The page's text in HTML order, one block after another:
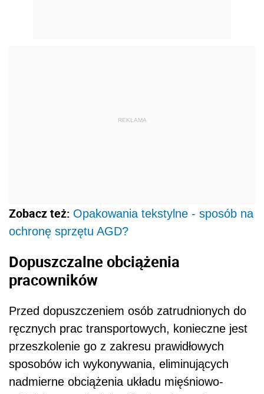
REKLAMA
Zobacz też: Opakowania tekstylne - sposób na
ochronę sprzętu AGD?
Dopuszczalne obciążenia
pracowników
Przed dopuszczeniem osób zatrudnionych do
ręcznych prac transportowych, konieczne jest
przeszkolenie go z zakresu prawidłowych
sposobów ich wykonywania, eliminujących
nadmierne obciążenia układu mięśniowo-